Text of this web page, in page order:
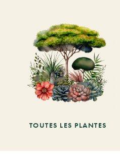
TOUTES LES PLANTES